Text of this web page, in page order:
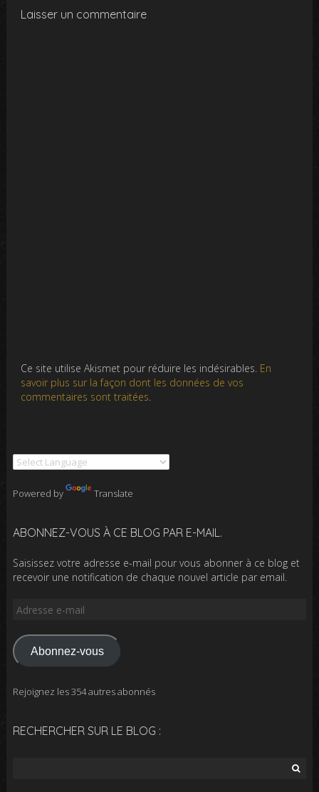
Laisser un commentaire
Ce site utilise Akismet pour réduire les indésirables. En
savoir plus sur la façon dont les données de vos
commentaires sont traitées.
Powered by Translate
ABONNEZ-VOUS À CE BLOG PAR E-MAIL.
Saisissez votre adresse e-mail pour vous abonner à ce blog et
recevoir une notification de chaque nouvel article par email.
Adresse
mail
Abonnez-vous
Rejoignez les 354 autres abonnés
RECHERCHER SUR LE BLOG :